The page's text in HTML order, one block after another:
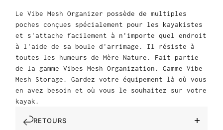
Le Vibe Mesh Organizer possède de multiples
poches conçues spécialement pour les kayakistes
et s'attache facilement à n'importe quel endroit
à l'aide de sa boule d'arrimage. Il résiste à
toutes les humeurs de Mère Nature. Fait partie
de la gamme Vibes Mesh Organization. Gamme Vibe
Mesh Storage. Gardez votre équipement là où vous
en avez besoin et où vous le souhaitez sur votre
kayak.
RETOURS